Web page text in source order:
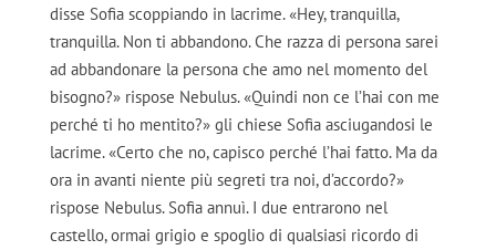
disse Sofia scoppiando in lacrime. «Hey, tranquilla,
tranquilla. Non ti abbandono. Che razza di persona sarei
ad abbandonare la persona che amo nel momento del
bisogno?» rispose Nebulus. «Quindi non ce l’hai con me
perché ti ho mentito?» gli chiese Sofia asciugandosi le
lacrime. «Certo che no, capisco perché l’hai fatto. Ma da
ora in avanti niente più segreti tra noi, d’accordo?»
rispose Nebulus. Sofia annuì. I due entrarono nel
castello, ormai grigio e spoglio di qualsiasi ricordo di